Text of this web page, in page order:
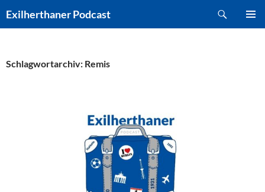
Inhalt
Exilherthaner Podcast
Schlagwortarchiv: Remis